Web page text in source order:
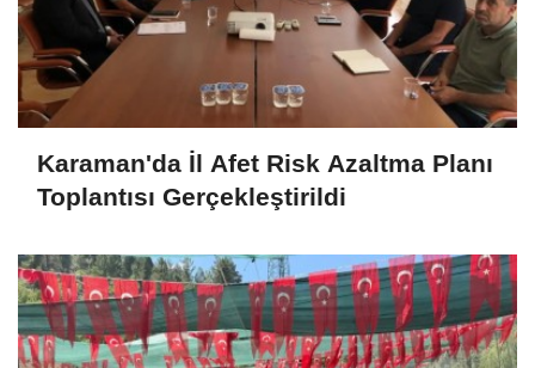
Karaman'da İl Afet Risk Azaltma Planı
Toplantısı Gerçekleştirildi